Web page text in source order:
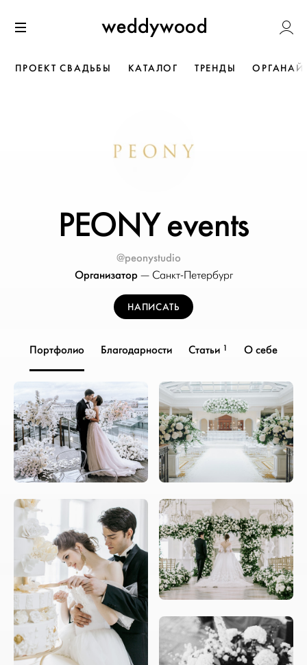
к содержанию
Weddywood
ПРОЕКТ СВАДЬБЫ КАТАЛОГ ТРЕНДЫ
PEONY events
@peonystudio
Организатор — Санкт-Петербург
НАПИСАТЬ
Портфолио Благодарности Статьи 1 О себе